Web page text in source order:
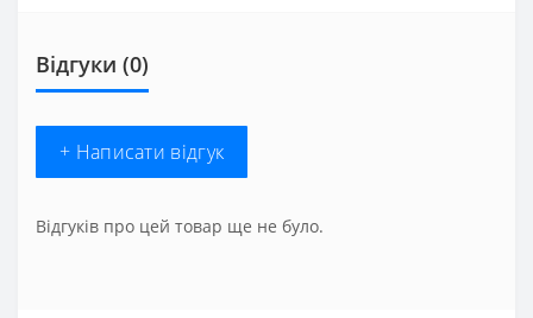
Відгуки (0)
+ Написати відгук
Відгуків про цей товар ще не було.